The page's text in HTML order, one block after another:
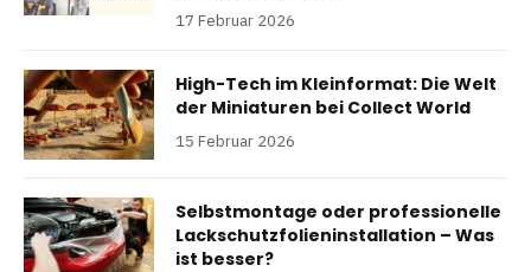
17 Februar 2026
High-Tech im Kleinformat: Die Welt
der Miniaturen bei Collect World
15 Februar 2026
Selbstmontage oder professionelle
Lackschutzfolieninstallation – Was
ist besser?